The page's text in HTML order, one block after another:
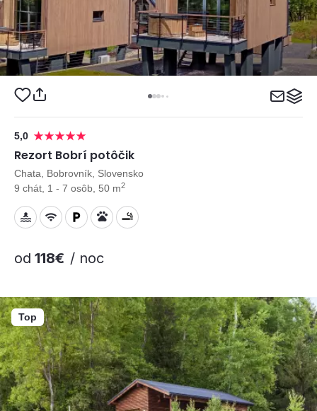
5,0
Rezort Bobrí potôčik
Chata, Bobrovník, Slovensko
9 chát, 1 - 7 osôb, 50 m2
od 118€ / noc
Top